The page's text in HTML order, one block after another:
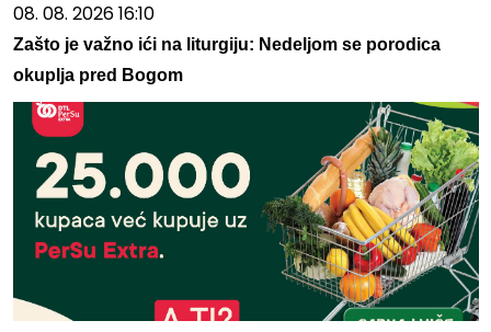
08. 08. 2026 16:10
Zašto je važno ići na liturgiju: Nedeljom se porodica
okuplja pred Bogom